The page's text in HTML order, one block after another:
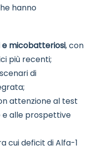
hanno
e micobatteriosi, con
più recenti;
di
attenzione al test
alle prospettive
cui deficit di Alfa-1